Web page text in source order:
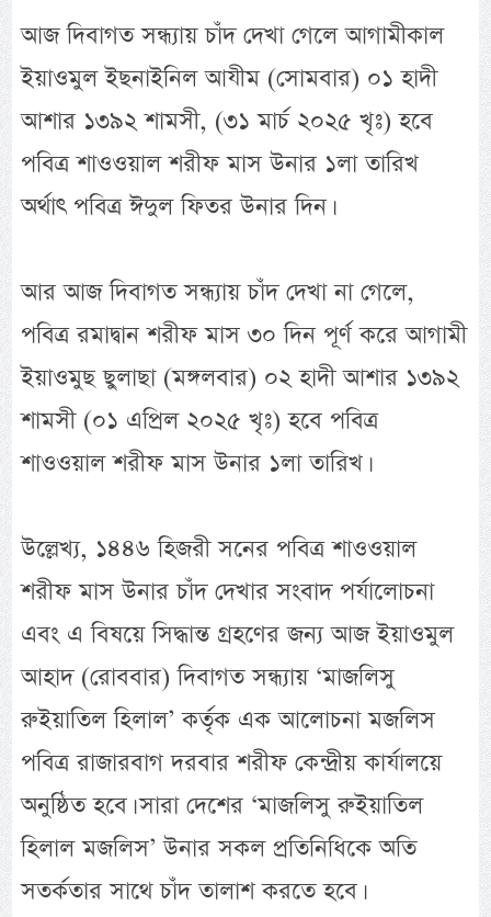
আজ দিবাগত সন্ধ্যায় চাঁদ দেখা গেলে আগামীকাল
ইয়াওমুল ইছনাইনিল আযীম (সোমবার) ০১ হাদী
আশার ১৩৯২ শামসী, (৩১ মার্চ ২০২৫ খৃঃ) হবে
পবিত্র শাওওয়াল শরীফ মাস উনার ১লা তারিখ
অর্থাৎ পবিত্র ঈদুল ফিতর উনার দিন।
আর আজ দিবাগত সন্ধ্যায় চাঁদ দেখা না গেলে,
পবিত্র রমাদ্বান শরীফ মাস ৩০ দিন পূর্ণ করে আগামী
ইয়াওমুছ ছুলাছা (মঙ্গলবার) ০২ হাদী আশার ১৩৯২
শামসী (০১ এপ্রিল ২০২৫ খৃঃ) হবে পবিত্র
শাওওয়াল শরীফ মাস উনার ১লা তারিখ।
উল্লেখ্য, ১৪৪৬ হিজরী সনের পবিত্র শাওওয়াল
শরীফ মাস উনার চাঁদ দেখার সংবাদ পর্যালোচনা
এবং এ বিষয়ে সিদ্ধান্ত গ্রহণের জন্য আজ ইয়াওমুল
আহাদ (রোববার) দিবাগত সন্ধ্যায় ‘মাজলিসু
রুইয়াতিল হিলাল’ কর্তৃক এক আলোচনা মজলিস
পবিত্র রাজারবাগ দরবার শরীফ কেন্দ্রীয় কার্যালয়ে
অনুষ্ঠিত হবে। সারা দেশের ‘মাজলিসু রুইয়াতিল
হিলাল মজলিস’ উনার সকল প্রতিনিধিকে অতি
সতর্কতার সাথে চাঁদ তালাশ করতে হবে।